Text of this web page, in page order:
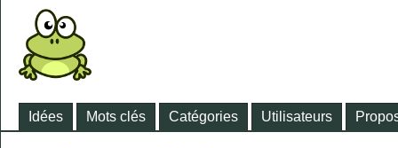
Idées Mots clés Catégories Utilisateurs